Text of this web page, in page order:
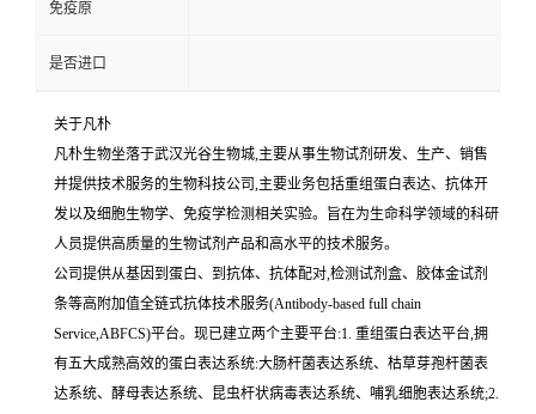
免疫原
是否进口
关于凡朴
凡朴生物坐落于武汉光谷生物城,主要从事生物试剂研发、生产、销售
并提供技术服务的生物科技公司,主要业务包括重组蛋白表达、抗体开
发以及细胞生物学、免疫学检测相关实验。旨在为生命科学领域的科研
人员提供高质量的生物试剂产品和高水平的技术服务。
公司提供从基因到蛋白、到抗体、抗体配对,检测试剂盒、胶体金试剂
条等高附加值全链式抗体技术服务(Antibody-based full chain
Service,ABFCS)平台。现已建立两个主要平台:1. 重组蛋白表达平台,拥
有五大成熟高效的蛋白表达系统:大肠杆菌表达系统、枯草芽孢杆菌表
达系统、酵母表达系统、昆虫杆状病毒表达系统、哺乳细胞表达系统;2.